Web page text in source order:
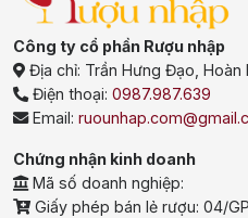
Công ty cổ phần Rượu nhập
Địa chỉ: Trần Hưng Đạo, Hoàn
Điện thoại:0987.987.639
Email:
Chứng nhận kinh doanh
Mã số doanh nghiệp:
Giấy phép bán lẻ rượu: 04/